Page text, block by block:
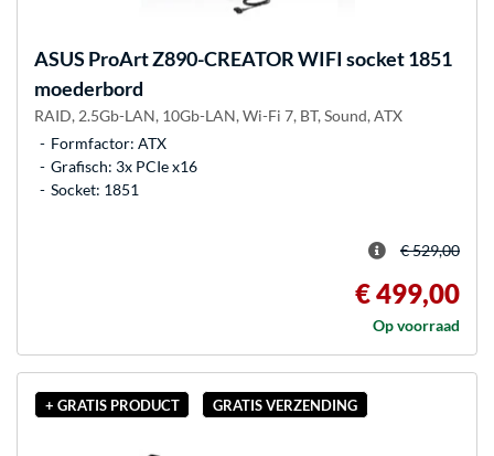
ASUS ProArt Z890-CREATOR WIFI socket 1851
moederbord
RAID, 2.5Gb-LAN, 10Gb-LAN, Wi-Fi 7, BT, Sound, ATX
Formfactor: ATX
Grafisch: 3x PCIe x16
Socket: 1851
€ 529,00
€ 499,00
Op voorraad
+ GRATIS PRODUCT GRATIS VERZENDING